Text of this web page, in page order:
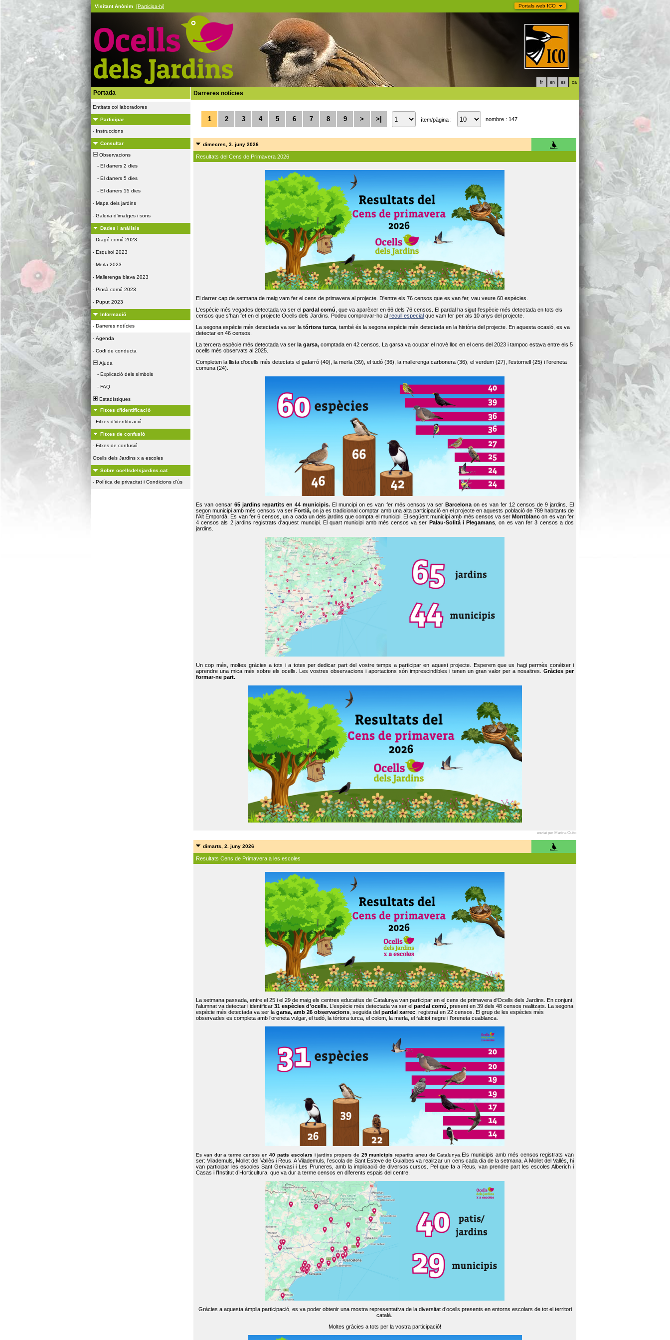
Portals web ICO
Visitant Anònim [Participa-hi]
fr en es ca
Portada
Entitats col·laboradores
Participar
- Instruccions
Consultar
Observacions
- El darrers 2 dies
- El darrers 5 dies
- El darrers 15 dies
- Mapa dels jardins
- Galeria d'imatges i sons
Dades i anàlisis
- Dragó comú 2023
- Esquirol 2023
- Merla 2023
- Mallerenga blava 2023
- Pinsà comú 2023
- Puput 2023
Informació
- Darreres notícies
- Agenda
- Codi de conducta
Ajuda
- Explicació dels símbols
- FAQ
Estadístiques
Fitxes d'identificació
- Fitxes d'identificació
Fitxes de confusió
- Fitxes de confusió
Ocells dels Jardins x a escoles
Sobre ocellsdelsjardins.cat
- Política de privacitat i Condicions d'ús
Darreres notícies
1 2 3 4 5 6 7 8 9 > >| ítem/pàgina : nombre : 147
dimecres, 3. juny 2026
Resultats del Cens de Primavera 2026
El darrer cap de setmana de maig vam fer el cens de primavera al projecte. D'entre els 76 censos que es van fer, vau veure 60 espècies.
L'espècie més vegades detectada va ser el pardal comú , que va aparèxer en 66 dels 76 censos. El pardal ha sigut l'espècie més detectada en tots els
censos que s'han fet en el projecte Ocells dels Jardins. Podeu comprovar-ho al recull especial que vam fer per als 10 anys del projecte.
La segona espècie més detectada va ser la tórtora turca , també és la segona espècie més detectada en la història del projecte. En aquesta ocasió, es va
detectar en 46 censos.
La tercera espècie més detectada va ser la garsa, comptada en 42 censos. La garsa va ocupar el novè lloc en el cens del 2023 i tampoc estava entre els 5
ocells més observats al 2025.
Completen la llista d'ocells més detectats el gafarró (40), la merla (39), el tudó (36), la mallerenga carbonera (36), el verdum (27), l'estornell (25) i l'oreneta
comuna (24).
Es van censar65 jardins repartits en 44 municipis. El muncipi on es van fer més censos va ser Barcelonaon es van fer 12 censos de 9 jardins. El
segon municipi amb més censos va ser Fortià, on ja es tradicional comptar amb una alta participació en el projecte en aquests població de 789 habitants de
l'Alt Empordà. Es van fer 6 censos, un a cada un dels jardins que compta el municipi. El següent municipi amb més censos va serMontblanc on es van fer
4 censos als 2 jardins registrats d'aquest muncipi. El quart municipi amb més censos va ser Palau-Solità i Plegamans , on es van fer 3 censos a dos
jardins.
Un cop més, moltes gràcies a tots i a totes per dedicar part del vostre temps a participar en aquest projecte. Esperem que us hagi permès conèixer i
aprendre una mica més sobre els ocells. Les vostres observacions i aportacions són imprescindibles i tenen un gran valor per a nosaltres. Gràcies per
formar-ne part.
enviat per Marina Cuito
dimarts, 2. juny 2026
Resultats Cens de Primavera a les escoles
La setmana passada, entre el 25 i el 29 de maig els centres educatius de Catalunya van participar en el cens de primavera d'Ocells dels Jardins. En conjunt,
l'alumnat va detectar i identificar 31 espècies d'ocells. L'espècie més detectada va ser el pardal comú, present en 39 dels 48 censos realitzats. La segona
espècie més detectada va ser la garsa, amb 26 observacions , seguida del pardal xarrec , registrat en 22 censos. El grup de les espècies més
observades es completa amb l’oreneta vulgar, el tudó, la tórtora turca, el colom, la merla, el falciot negre i l’oreneta cuablanca.
Es van dur a terme censos en40 patis escolars i jardins propers de 29 municipis repartits arreu de Catalunya. Els municipis amb més censos registrats van
ser: Vilademuls, Mollet del Vallès i Reus. A Vilademuls, l’escola de Sant Esteve de Guialbes va realitzar un cens cada dia de la setmana. A Mollet del Vallès, hi
van participar les escoles Sant Gervasi i Les Pruneres, amb la implicació de diversos cursos. Pel que fa a Reus, van prendre part les escoles Alberich i
Casas i l’Institut d’Horticultura, que va dur a terme censos en diferents espais del centre.
Gràcies a aquesta àmplia participació, es va poder obtenir una mostra representativa de la diversitat d’ocells presents en entorns escolars de tot el territori
català.
Moltes gràcies a tots per la vostra participació!